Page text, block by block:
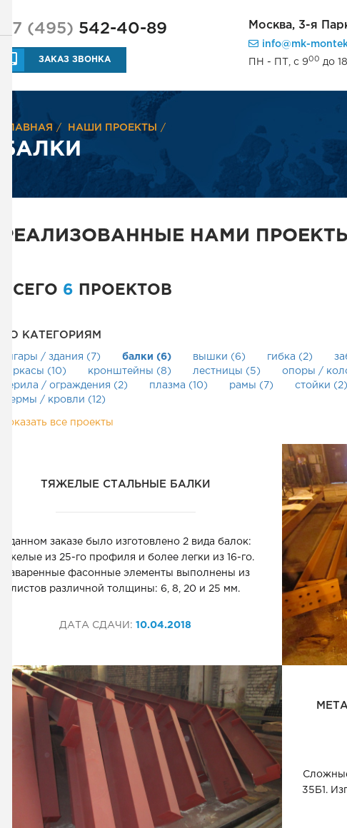
+7 (495) 542-40-89
ЗАКАЗ ЗВОНКА
Москва, 3-я
info@mk-
ПН - ПТ, с 900 до
ГЛАВНАЯ НАШИ ПРОЕКТЫ
БАЛКИ
РЕАЛИЗОВАННЫЕ НАМИ ПРОЕКТЫ
ВСЕГО 6 ПРОЕКТОВ
ПО КАТЕГОРИЯМ
ангары / здания (7) балки (6) вышки (6) гибка (2)
каркасы (10)
кронштейны (8) лестницы (5) опоры /
перила / ограждения (2)
плазма (10) рамы (7) стойки (2)
фермы / кровли (12)
показать все проекты
ТЯЖЕЛЫЕ СТАЛЬНЫЕ БАЛКИ
В данном заказе было изготовлено 2 вида балок:
тяжелые из 25-го профиля и более легки из 16-го.
Наваренные фасонные элементы выполнены из
листов различной толщины: 6, 8, 20 и 25 мм.
ДАТА СДАЧИ:10.04.2018
35Б1.